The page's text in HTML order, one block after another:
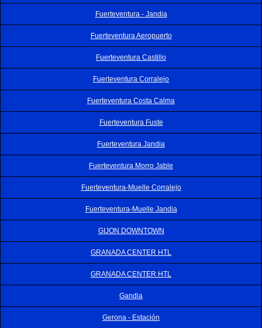
Fuerteventura - Jandia
Fuerteventura Aeropuerto
Fuerteventura Castillo
Fuerteventura Corralejo
Fuerteventura Costa Calma
Fuerteventura Fuste
Fuerteventura Jandia
Fuerteventura Morro Jable
Fuerteventura-Muelle Corralejo
Fuerteventura-Muelle Jandia
GIJON DOWNTOWN
GRANADA CENTER HTL
GRANADA CENTER HTL
Gandia
Gerona - Estación